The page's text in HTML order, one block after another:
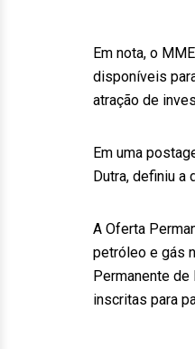
Em nota, o
disponíveis
atração de
Em uma
Dutra, definiu a
A Oferta
petróleo e gás
Permanente de
inscritas para